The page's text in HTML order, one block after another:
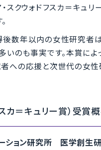
スクウォドフスカ＝キュ
数年以内の女性研究者
いのも事実です。本賞に
への応援と次世代の女
カ＝キュリー賞）受賞
ション研究所 医学創生